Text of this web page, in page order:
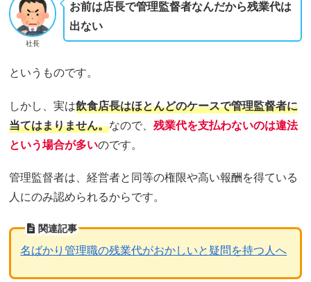
社長
お前は店長で管理監督者なんだから残業代は
出ない
というものです。
しかし、実は飲食店長はほとんどのケースで管理監督者に
当てはまりません。なので、残業代を支払わないのは違法
という場合が多いのです。
管理監督者は、経営者と同等の権限や高い報酬を得ている
人にのみ認められるからです。
関連記事
名ばかり管理職の残業代がおかしいと疑問を持つ人へ